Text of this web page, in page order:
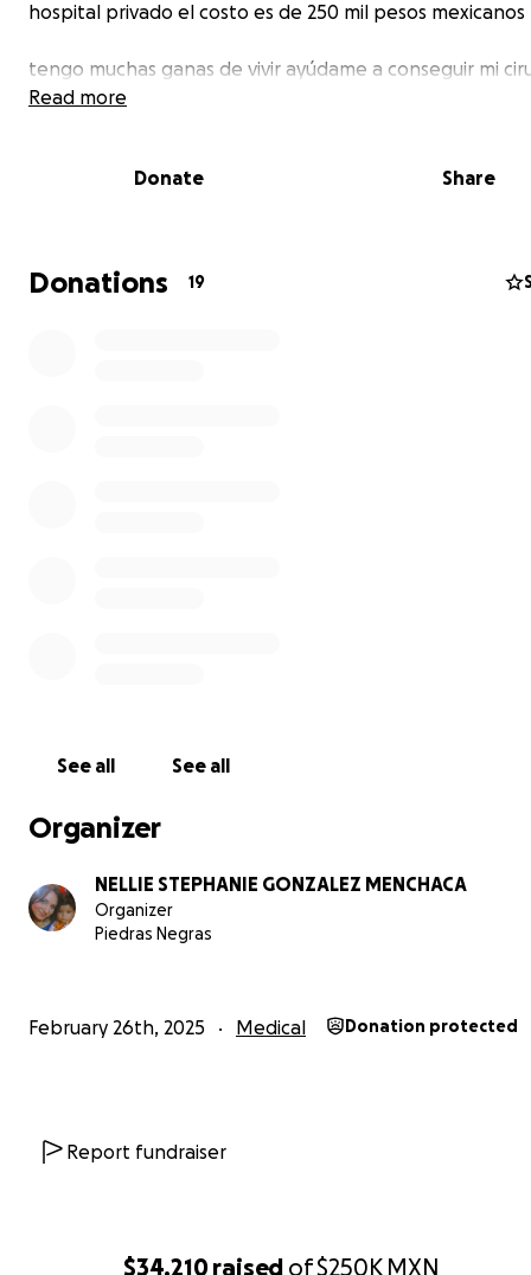
$34,210raised of$250K MXN
hospital privado el costo es de 250 mil pesos mexicanos
tengo muchas ganas de vivir ayúdame a conseguir mi
durante toda mi vida he luchado por cumplir mis sueños
estable y eso ha dificultado aún más mi situación
Read more
Donate Share
Donations 19
See all See all
Organizer
NELLIE STEPHANIE GONZALEZ MENCHACA
Organizer
Piedras Negras
February 26th, 2025 Medical Donation protected
Report fundraiser